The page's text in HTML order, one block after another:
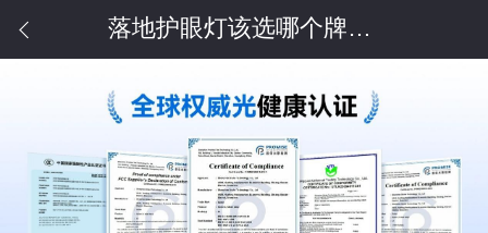
落地护眼灯该选哪个牌子？爆款落地护眼灯推荐，家庭护眼必需品